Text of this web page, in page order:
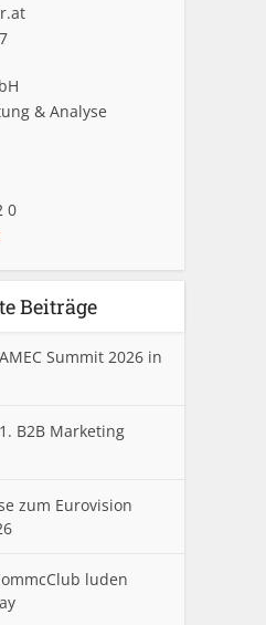
& Analyse
0
Beiträge
Summit 2026 in
B2B Marketing
zum Eurovision
luden